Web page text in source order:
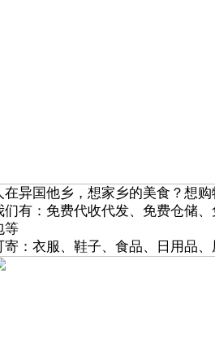
在异国他乡，想家乡的美食？想购
们有：免费代收代发、免费仓储
等
寄：衣服、鞋子、食品、日用品